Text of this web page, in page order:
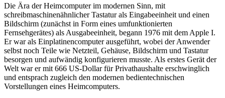
Die Ära der Heimcomputer im modernen Sinn, mit
schreibmaschinenähnlicher Tastatur als Eingabeeinheit und einen
Bildschirm (zunächst in Form eines umfunktionierten
Fernsehgerätes) als Ausgabeeinheit, begann 1976 mit dem Apple I.
Er war als Einplatinencomputer ausgeführt, wobei der Anwender
selbst noch Teile wie Netzteil, Gehäuse, Bildschirm und Tastatur
besorgen und aufwändig konfigurieren musste. Als erstes Gerät der
Welt war er mit 666 US-Dollar für Privathaushalte erschwinglich
und entsprach zugleich den modernen bedientechnischen
Vorstellungen eines Heimcomputers.